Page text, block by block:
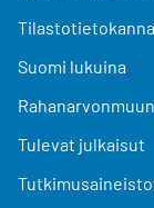
Suomi lukuina
Tulevat julkaisut